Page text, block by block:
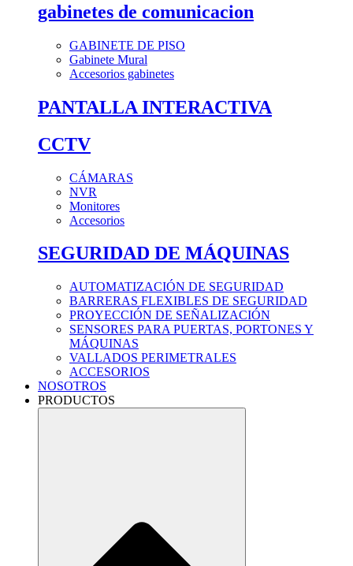
gabinetes de comunicacion
GABINETE DE PISO
Gabinete Mural
Accesorios gabinetes
PANTALLA INTERACTIVA
CCTV
CÁMARAS
NVR
Monitores
Accesorios
SEGURIDAD DE MÁQUINAS
AUTOMATIZACIÓN DE SEGURIDAD
BARRERAS FLEXIBLES DE SEGURIDAD
PROYECCIÓN DE SEÑALIZACIÓN
SENSORES PARA PUERTAS, PORTONES Y
MÁQUINAS
VALLADOS PERIMETRALES
ACCESORIOS
NOSOTROS
PRODUCTOS